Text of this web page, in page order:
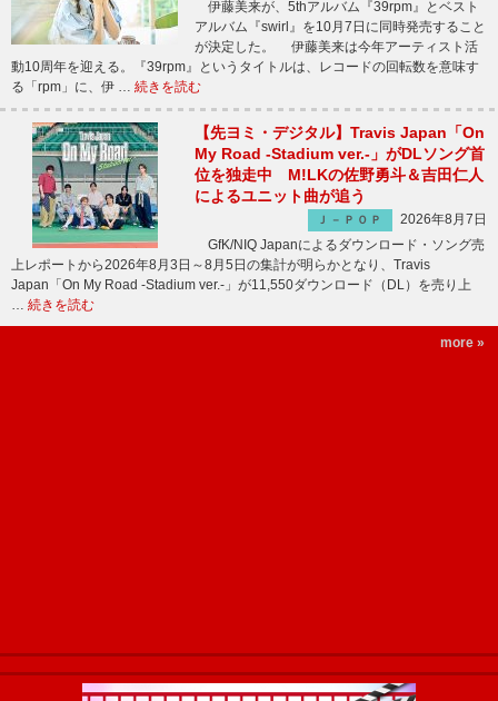
伊藤美来が、5thアルバム『39rpm』とベスト
アルバム『swirl』を10月7日に同時発売すること
が決定した。 伊藤美来は今年アーティスト活
動10周年を迎える。『39rpm』というタイトルは、レコードの回転数を意味す
る「rpm」に、伊 … 続きを読む
【先ヨミ・デジタル】Travis Japan「On
My Road -Stadium ver.-」がDLソング首
位を独走中 M!LKの佐野勇斗＆吉田仁人
によるユニット曲が追う
Ｊ－ＰＯＰ
2026年8月7日
GfK/NIQ Japanによるダウンロード・ソング売
上レポートから2026年8月3日～8月5日の集計が明らかとなり、Travis
Japan「On My Road -Stadium ver.-」が11,550ダウンロード（DL）を売り上
… 続きを読む
more »